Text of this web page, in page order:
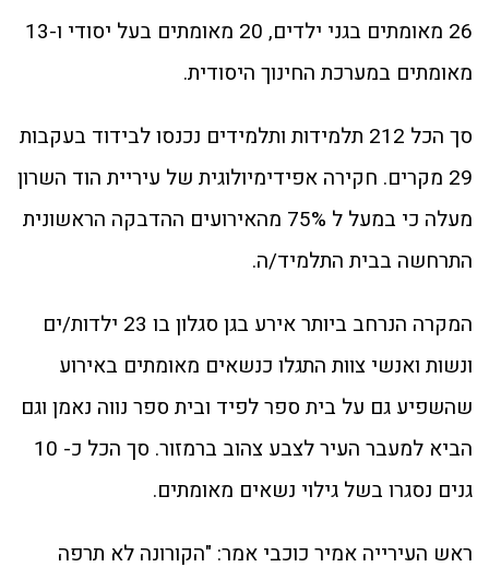
26 מאומתים בגני ילדים, 20 מאומתים בעל יסודי ו-13
מאומתים במערכת החינוך היסודית.
סך הכל 212 תלמידות ותלמידים נכנסו לבידוד בעקבות
29 מקרים. חקירה אפידימיולוגית של עיריית הוד השרון
מעלה כי במעל ל 75% מהאירועים ההדבקה הראשונית
התרחשה בבית התלמיד/ה.
המקרה הנרחב ביותר אירע בגן סגלון בו 23 ילדות/ים
ונשות ואנשי צוות התגלו כנשאים מאומתים באירוע
שהשפיע גם על בית ספר לפיד ובית ספר נווה נאמן וגם
הביא למעבר העיר לצבע צהוב ברמזור. סך הכל כ- 10
גנים נסגרו בשל גילוי נשאים מאומתים.
ראש העירייה אמיר כוכבי אמר: "הקורונה לא תרפה